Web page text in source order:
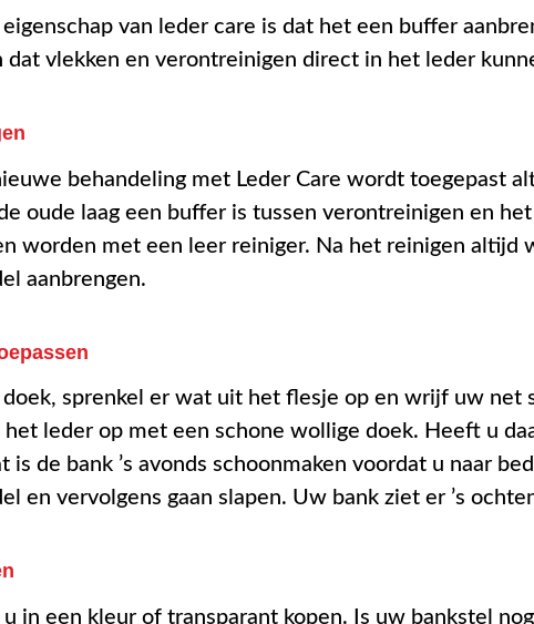
van leder care is dat het een buffer
dat vlekken en verontreinigen direct in het leder
behandeling met Leder Care wordt toegepast
oude laag een buffer is tussen verontreinigen en
worden met een leer reiniger. Na het reinigen altijd
aanbrengen.
sprenkel er wat uit het flesje op en wrijf uw net
leder op met een schone wollige doek. Heeft u
is de bank ’s avonds schoonmaken voordat u naar
en vervolgens gaan slapen. Uw bank ziet er ’s
in een kleur of transparant kopen. Is uw bankstel